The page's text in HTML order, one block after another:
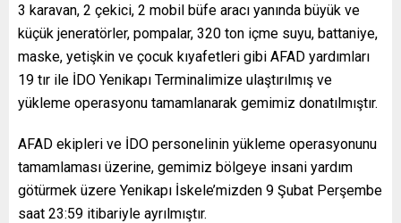
3 karavan, 2 çekici, 2 mobil büfe aracı yanında büyük ve
küçük jeneratörler, pompalar, 320 ton içme suyu, battaniye,
maske, yetişkin ve çocuk kıyafetleri gibi AFAD yardımları
19 tır ile İDO Yenikapı Terminalimize ulaştırılmış ve
yükleme operasyonu tamamlanarak gemimiz donatılmıştır.
AFAD ekipleri ve İDO personelinin yükleme operasyonunu
tamamlaması üzerine, gemimiz bölgeye insani yardım
götürmek üzere Yenikapı İskele’mizden 9 Şubat Perşembe
saat 23:59 itibariyle ayrılmıştır.